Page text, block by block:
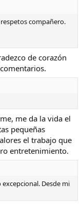
compañero.
de corazón
me da la vida el
pequeñas
el trabajo que
entretenimiento.
Desde mi